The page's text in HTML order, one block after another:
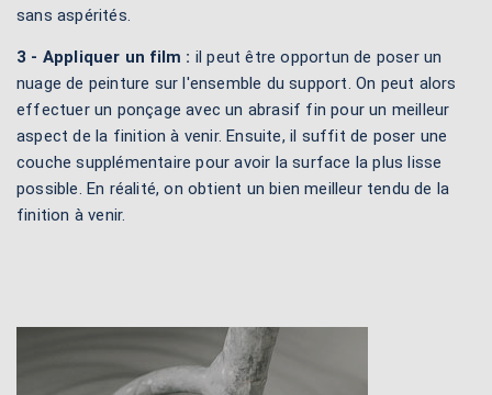
sans aspérités.
3 - Appliquer un film : il peut être opportun de poser un
nuage de peinture sur l'ensemble du support. On peut alors
effectuer un ponçage avec un abrasif fin pour un meilleur
aspect de la finition à venir. Ensuite, il suffit de poser une
couche supplémentaire pour avoir la surface la plus lisse
possible. En réalité, on obtient un bien meilleur tendu de la
finition à venir.